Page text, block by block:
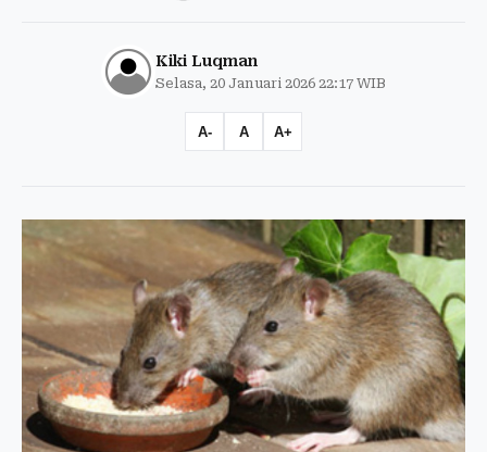
Kiki Luqman
Selasa, 20 Januari 2026 22:17 WIB
A- A A+